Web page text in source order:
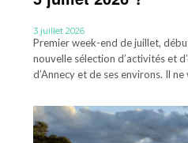
3 juillet 2026
Premier week-end de juillet,
nouvelle sélection d’activités et
d’Annecy et de ses environs. Il ne